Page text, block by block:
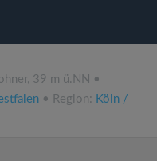
39 m ü.NN •
• Region: Köln /